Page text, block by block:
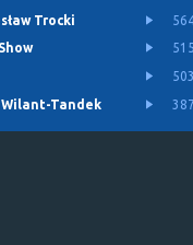
Trocki
Wilant-Tandek